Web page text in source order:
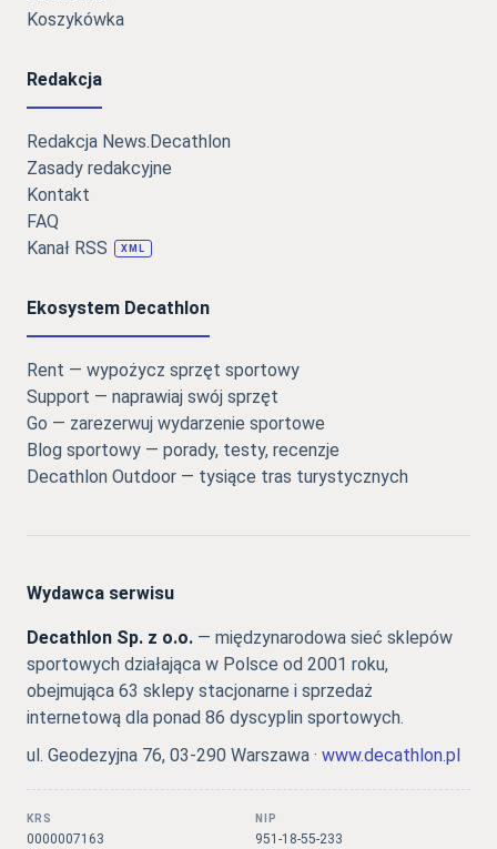
Koszykówka
Redakcja
Redakcja News.Decathlon
Zasady redakcyjne
Kontakt
FAQ
Kanał RSS
XML
Ekosystem Decathlon
Rent — wypożycz sprzęt sportowy
Support — naprawiaj swój sprzęt
Go — zarezerwuj wydarzenie sportowe
Blog sportowy — porady, testy, recenzje
Decathlon Outdoor — tysiące tras turystycznych
Wydawca serwisu
Decathlon Sp. z o.o. — międzynarodowa sieć sklepów
sportowych działająca w Polsce od 2001 roku,
obejmująca 63 sklepy stacjonarne i sprzedaż
internetową dla ponad 86 dyscyplin sportowych.
ul. Geodezyjna 76, 03-290 Warszawa · www.decathlon.pl
KRS
0000007163
NIP
951-18-55-233